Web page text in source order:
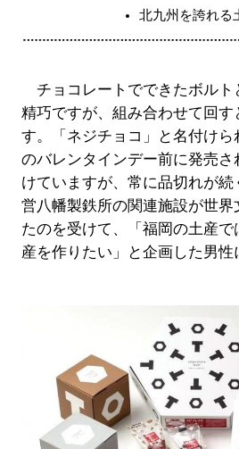
北九州を誇れる
チョコレートでできたボルト
精巧ですが、組み合わせて回す
す。「ネジチョコ」と名付け
のバレンタインデー前に発売
けていますが、常に品切れが
営八幡製鉄所の関連施設が世
たのを受けて、「福岡の土産
産を作りたい」と企画した男性